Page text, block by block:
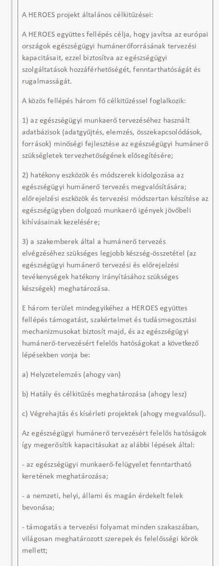
A HEROES projekt általános célkitűzései:
A HEROES együttes fellépés célja, hogy javítsa az európai
országok egészségügyi humánerőforrásának tervezési
kapacitásait, ezzel biztosítva az egészségügyi
szolgáltatások hozzáférhetőségét, fenntarthatóságát és
rugalmasságát.
A közös fellépés három fő célkitűzéssel foglalkozik:
1) az egészségügyi munkaerő tervezéséhez használt
adatbázisok (adatgyűjtés, elemzés, összekapcsolódások,
források) minőségi fejlesztése az egészségügyi humánerő
szükségletek tervezhetőségének elősegítésére;
2) hatékony eszközök és módszerek kidolgozása az
egészségügyi humánerő tervezés megvalósítására;
előrejelzési eszközök és tervezési módszertan készítése az
egészségügyben dolgozó munkaerő igények jövőbeli
kihívásainak kezelésére;
3) a szakemberek által a humánerő tervezés
elvégzéséhez szükséges legjobb készség-összetétel (az
egészségügyi humánerő tervezési és előrejelzési
tevékenységek hatékony irányításához szükséges
készségek) meghatározása.
E három terület mindegyikéhez a HEROES együttes
fellépés támogatást, szakértelmet és tudásmegosztási
mechanizmusokat biztosít majd, és az egészségügyi
humánerő-tervezésért felelős hatóságokat a következő
lépésekben vonja be:
a) Helyzetelemzés (ahogy van)
b) Hatály és célkitűzés meghatározása (ahogy lesz)
c) Végrehajtás és kísérleti projektek (ahogy megvalósul).
Az egészségügyi humánerő tervezésért felelős hatóságok
így megerősítik kapacitásukat az alábbi lépések által :
- az egészségügyi munkaerő-felügyelet fenntartható
keretének meghatározása;
- a nemzeti, helyi, állami és magán érdekelt felek
bevonása;
-támogatása tervezési folyamat minden szakaszában,
világosan meghatározott szerepek és felelősségi körök
mellett;